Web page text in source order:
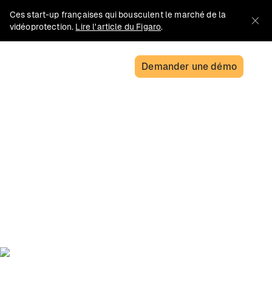
Ces start-up françaises qui bousculent le marché de la
vidéoprotection. Lire l'article du Figaro.
Demander une démo